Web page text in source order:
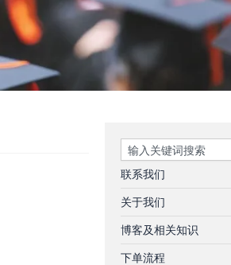
Search
联系我们
关于我们
博客及相关知识
下单流程